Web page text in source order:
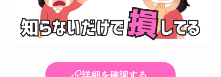
詳細を確認する